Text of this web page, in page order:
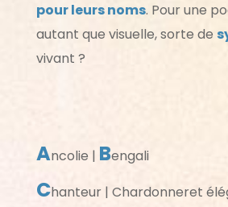
pour leurs noms. Pour une
autant que visuelle, sorte de
vivant ?
Ancolie | Bengali
Chanteur | Chardonneret